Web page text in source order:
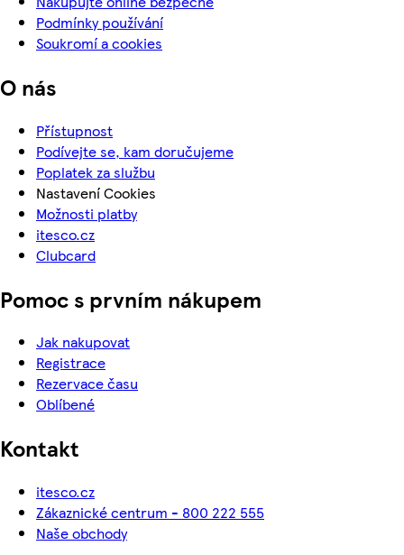
Podmínky používání
Soukromí a cookies
O nás
Přístupnost
Podívejte se, kam doručujeme
Poplatek za službu
Nastavení Cookies
Možnosti platby
itesco.cz
Clubcard
Pomoc s prvním nákupem
Jak nakupovat
Registrace
Rezervace času
Oblíbené
Kontakt
itesco.cz
Zákaznické centrum - 800 222 555
Naše obchody